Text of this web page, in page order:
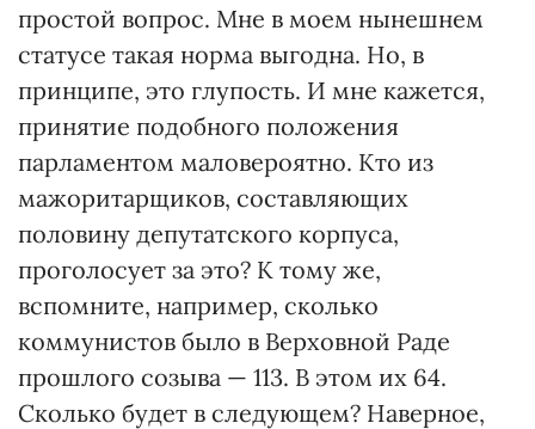
простой вопрос. Мне в моем нынешнем
статусе такая норма выгодна. Но, в
принципе, это глупость. И мне кажется,
принятие подобного положения
парламентом маловероятно. Кто из
мажоритарщиков, составляющих
половину депутатского корпуса,
проголосует за это? К тому же,
вспомните, например, сколько
коммунистов было в Верховной Раде
прошлого созыва — 113. В этом их 64.
Сколько будет в следующем? Наверное,